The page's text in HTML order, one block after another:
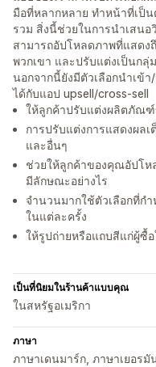
มือที่หลากหลาย ทำหน้าที่เป็
รวม สิ่งนี้ช่วยในการนำเสนอ
สามารถอัปโหลดภาพที่แสด
พวกเขา และปรับแต่งเป็นก
นอกจากนี้ยังมีตัวเลือกนำเข้
ได้กับแอป upsell/cross-sell
ให้ลูกค้าปรับแต่งผลิตภัณฑ์
การปรับแต่งการแสดงผล
และอื่นๆ
ช่วยให้ลูกค้าของคุณอัปโ
มีลักษณะอย่างไร
จำนวนมากใช้ตัวเลือกที่ก
ในแต่ละครั้ง
ให้รูปถ่ายหรือแถบสีแก่ผู้ซื้
เป็นที่นิยมในร้านค้าแบบคุณ
ในสหรัฐอเมริกา
ภาษา
ภาษาเดนมาร์ก, ภาษาเยอร